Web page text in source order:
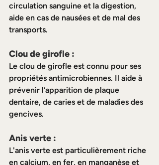
circulation sanguine et la digestion,
aide en cas de nausées et de mal des
transports.
Clou de girofle :
Le clou de girofle est connu pour ses
propriétés antimicrobiennes. Il aide à
prévenir l’apparition de plaque
dentaire, de caries et de maladies des
gencives.
Anis verte :
L'anis verte est particulièrement riche
en calcium, en fer, en manganèse et